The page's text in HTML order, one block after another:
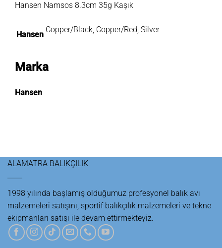
Hansen Namsos 8.3cm 35g Kaşık
Hansen
Copper/Black, Copper/Red, Silver
Marka
Hansen
ALAMATRA BALIKÇILIK
1998 yılında başlamış olduğumuz profesyonel balık avı
malzemeleri satışını, sportif balıkçılık malzemeleri ve tekne
ekipmanları satışı ile devam ettirmekteyiz.